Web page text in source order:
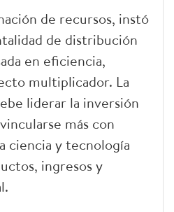
de recursos, instó
de distribución
en eficiencia,
multiplicador. La
liderar la inversión
más con
ciencia y tecnología
ingresos y